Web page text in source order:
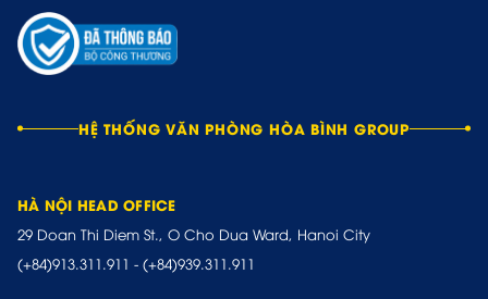
HỆ THỐNG VĂN PHÒNG HÒA BÌNH GROUP
HÀ NỘI HEAD OFFICE
29 Doan Thi Diem St., O Cho Dua Ward, Hanoi City
(+84)913.311.911 - (+84)939.311.911